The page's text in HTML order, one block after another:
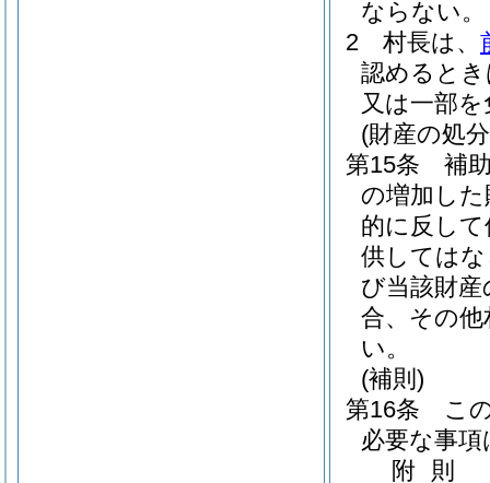
ならない。
2
村長は、
認めると
又は一部
(財産の処
第15条
補
の増加し
的に反し
供しては
び当該財
合、その
い。
(補則)
第16条
こ
必要な事
附 則